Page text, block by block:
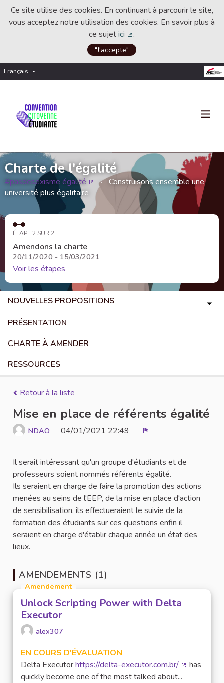
Ce site utilise des cookies. En continuant à parcourir le site,
vous acceptez notre utilisation des cookies. En savoir plus à
ce sujetici
(Lien externe)
.
"J'accepte"
Français Choisir la langue
Charte de l'égalité
#pasdesexisme égalité
(Lien externe)
Construisons ensemble une
université plus égalitaire
ÉTAPE 2 SUR 2
Amendons la charte
20/11/2020 - 15/03/2021
Voir les étapes
NOUVELLES PROPOSITIONS
PRÉSENTATION
CHARTE À AMENDER
RESSOURCES
Retour à la liste
Mise en place de référents égalité
NDAO 04/01/2021 22:49
Il serait intéressant qu'un groupe d'étudiants et de
professeurs soient nommés référents égalité.
Ils seraient en charge de faire la promotion des actions
menées au seins de l'EEP, de la mise en place d'action
de sensibilisation, ils effectueraient le suivie de la
formation des étudiants sur ces questions enfin il
seraient en charge d'établir chaque année un état des
lieux.
AMENDEMENTS (1)
Amendement
Unlock Scripting Power with Delta
Executor
alex307
EN COURS D'ÉVALUATION
Delta Executorhttps://delta-executor.com.br/
has
quickly become one of the most talked about...